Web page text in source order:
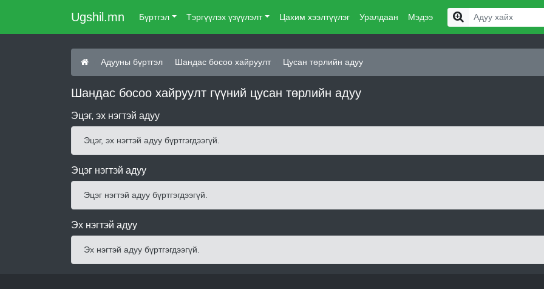
Ugshil.mn Бүртгэл Тэргүүлэх үзүүлэлт Цахим хээлтүүлэг Уралдаан Мэдээ
Адууны бүртгэл Шандас босоо хайруулт Цусан төрлийн адуу
Шандас босоо хайруулт гүүний цусан төрлийн адуу
Эцэг, эх нэгтэй адуу
Эцэг, эх нэгтэй адуу бүртгэгдээгүй.
Эцэг нэгтэй адуу
Эцэг нэгтэй адуу бүртгэгдээгүй.
Эх нэгтэй адуу
Эх нэгтэй адуу бүртгэгдээгүй.